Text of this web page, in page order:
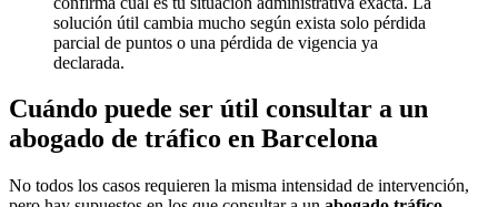
solución útil cambia mucho según exista solo pérdida
parcial de puntos o una pérdida de vigencia ya
declarada.
Cuándo puede ser útil consultar a un
abogado de tráfico en Barcelona
No todos los casos requieren la misma intensidad de intervención,